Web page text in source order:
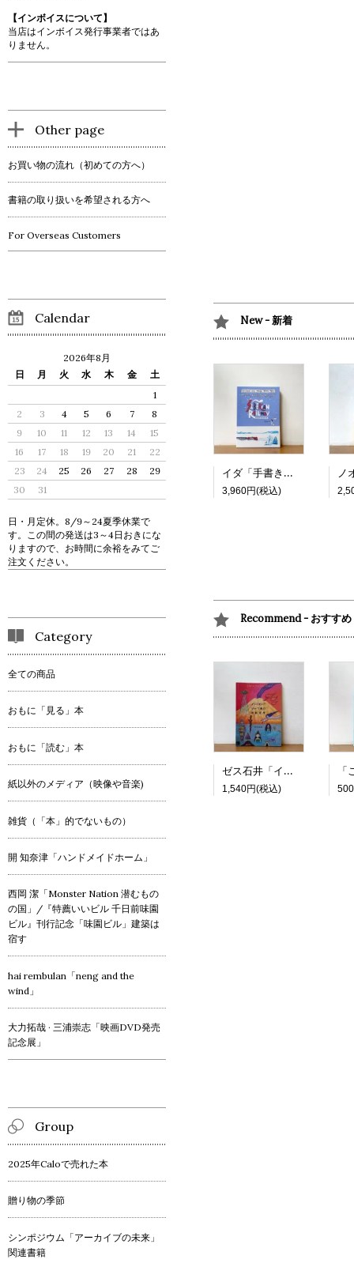
New - 新着
イダ「手書き：シベリア横断鉄道の旅」
3,960円(税込)
Recommend - おすすめ
ゼス石井「インドネシア ジャワ島の神秘世界」
1,540円(税込)
【インボイスについて】
当店はインボイス発行事業者ではあ
りません。
Other page
お買い物の流れ（初めての方へ）
書籍の取り扱いを希望される方へ
For Overseas Customers
Calendar
2026年8月
日
月 火 水 木 金
土
1
2
3 4 5 6 7
8
9
10 11 12 13 14
15
16
17 18 19 20 21
22
23
24 25 26 27 28
29
30
31
日・月定休。8/9～24夏季休業で
す。この間の発送は3～4日おきにな
りますので、お時間に余裕をみてご
注文ください。
Category
全ての商品
おもに「見る」本
おもに「読む」本
紙以外のメディア（映像や音楽)
雑貨（「本」的でないもの）
開 知奈津「ハンドメイドホーム」
西岡 潔「Monster Nation 潜むもの
の国」/『特薦いいビル 千日前味園
ビル』刊行記念「味園ビル」建築は
宿す
hai rembulan「neng and the
wind」
大力拓哉 · 三浦崇志「映画DVD発売
記念展」
Group
2025年Caloで売れた本
贈り物の季節
シンポジウム「アーカイブの未来」
関連書籍